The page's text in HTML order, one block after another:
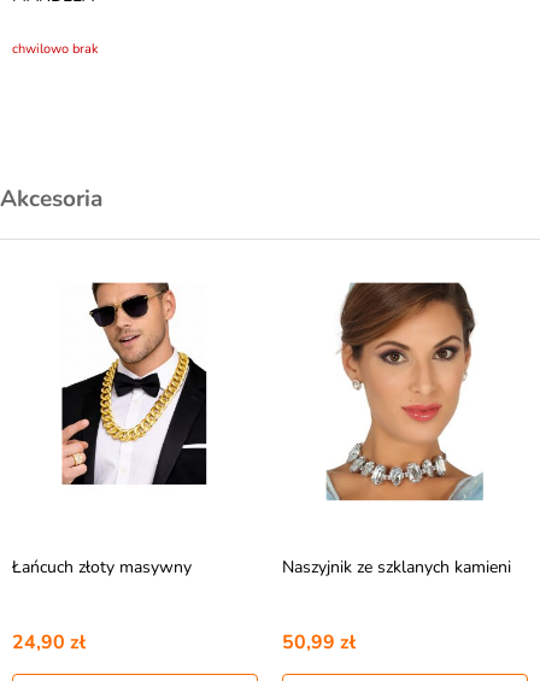
chwilowo brak
Akcesoria
Łańcuch złoty masywny
24,90 zł
Naszyjnik ze szklanych kamieni
50,99 zł